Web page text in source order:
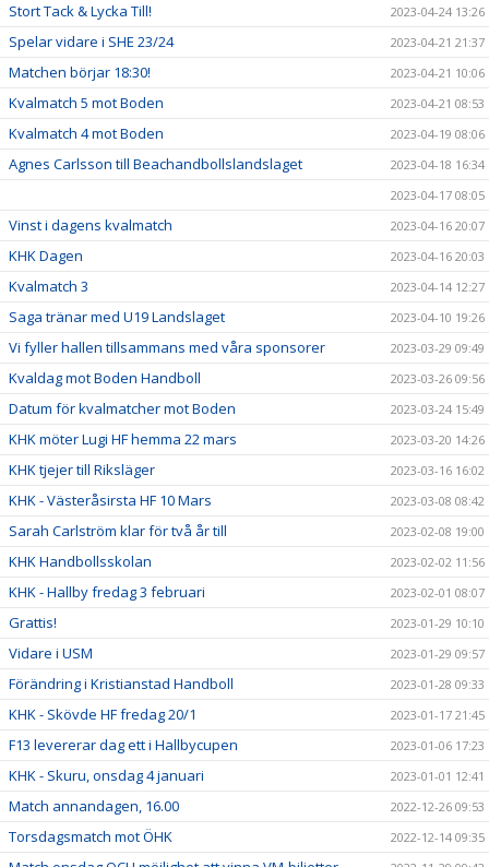
Stort Tack & Lycka Till! 2023-04-24 13:26
Spelar vidare i SHE 23/24 2023-04-21 21:37
Matchen börjar 18:30! 2023-04-21 10:06
Kvalmatch 5 mot Boden 2023-04-21 08:53
Kvalmatch 4 mot Boden 2023-04-19 08:06
Agnes Carlsson till Beachandbollslandslaget
2023-04-18 16:34
2023-04-17 08:05
Vinst i dagens kvalmatch 2023-04-16 20:07
KHK Dagen 2023-04-16 20:03
Kvalmatch 3 2023-04-14 12:27
Saga tränar med U19 Landslaget 2023-04-10 19:26
Vi fyller hallen tillsammans med våra sponsorer 2023-03-29 09:49
Kvaldag mot Boden Handboll 2023-03-26 09:56
Datum för kvalmatcher mot Boden 2023-03-24 15:49
KHK möter Lugi HF hemma 22 mars 2023-03-20 14:26
KHK tjejer till Riksläger 2023-03-16 16:02
KHK - Västeråsirsta HF 10 Mars 2023-03-08 08:42
Sarah Carlström klar för två år till 2023-02-08 19:00
KHK Handbollsskolan 2023-02-02 11:56
KHK - Hallby fredag 3 februari 2023-02-01 08:07
Grattis! 2023-01-29 10:10
Vidare i USM 2023-01-29 09:57
Förändring i Kristianstad Handboll 2023-01-28 09:33
KHK - Skövde HF fredag 20/1 2023-01-17 21:45
F13 levererar dag ett i Hallbycupen 2023-01-06 17:23
KHK - Skuru, onsdag 4 januari 2023-01-01 12:41
Match annandagen, 16.00 2022-12-26 09:53
Torsdagsmatch mot ÖHK 2022-12-14 09:35